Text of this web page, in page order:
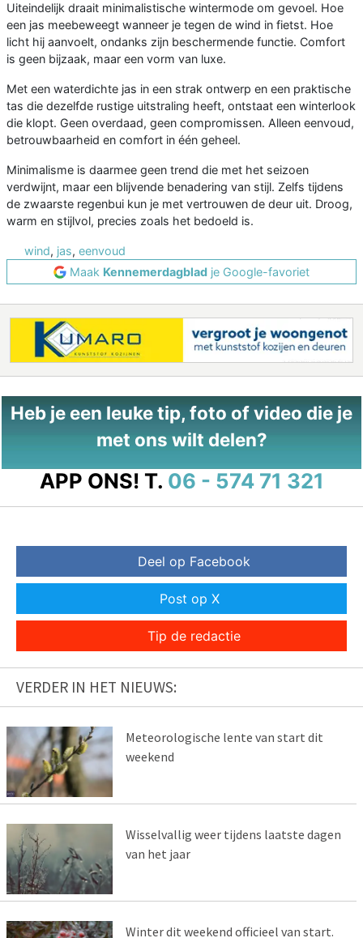
Uiteindelijk draait minimalistische wintermode om gevoel. Hoe
een jas meebeweegt wanneer je tegen de wind in fietst. Hoe
licht hij aanvoelt, ondanks zijn beschermende functie. Comfort
is geen bijzaak, maar een vorm van luxe.
Met een waterdichte jas in een strak ontwerp en een praktische
tas die dezelfde rustige uitstraling heeft, ontstaat een winterlook
die klopt. Geen overdaad, geen compromissen. Alleen eenvoud,
betrouwbaarheid en comfort in één geheel.
Minimalisme is daarmee geen trend die met het seizoen
verdwijnt, maar een blijvende benadering van stijl. Zelfs tijdens
de zwaarste regenbui kun je met vertrouwen de deur uit. Droog,
warm en stijlvol, precies zoals het bedoeld is.
wind, jas, eenvoud
Maak Kennemerdagblad je Google-favoriet
Heb je een leuke tip, foto of video die je
met ons wilt delen?
APP ONS! T. 06 - 574 71 321
Deel op Facebook
Post op X
Tip de redactie
VERDER IN HET NIEUWS:
Meteorologische lente van start dit
weekend
Wisselvallig weer tijdens laatste dagen
van het jaar
Winter dit weekend officieel van start.